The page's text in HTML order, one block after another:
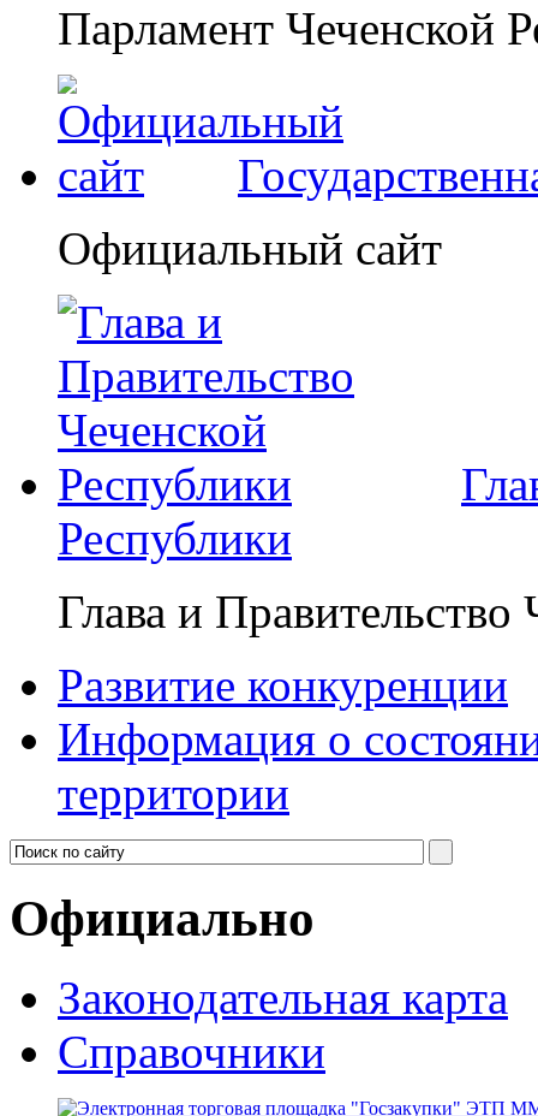
Парламент Чеченской
Официальный сайт
Республики
Глава и
Развитие конкуренции
Информация о
территории
Официально
Законодательная карта
Справочники